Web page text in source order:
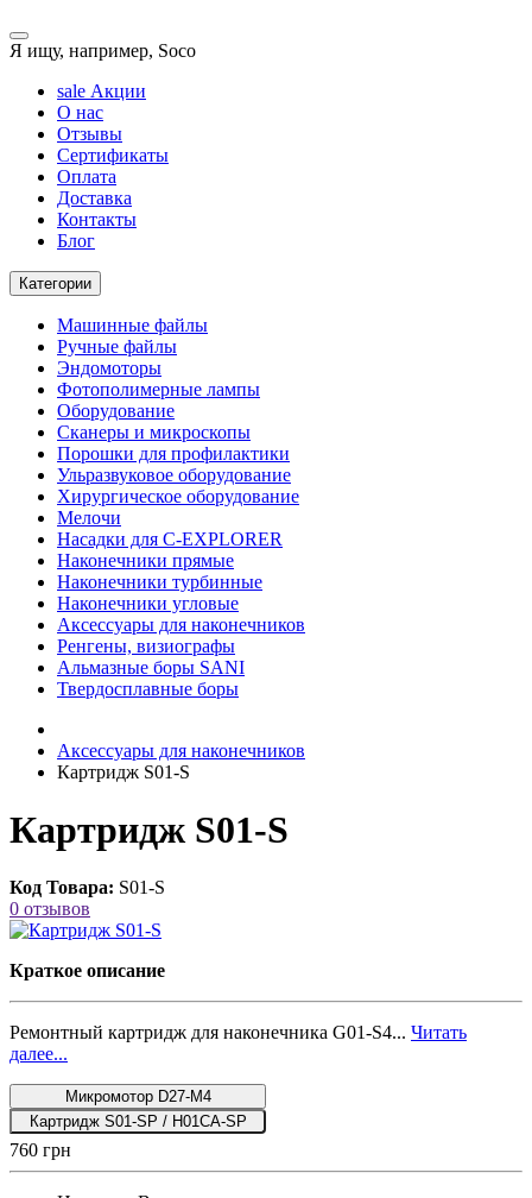
Я ищу, например, Soco
sale Акции
О нас
Отзывы
Сертификаты
Оплата
Доставка
Контакты
Блог
Категории
Машинные файлы
Ручные файлы
Эндомоторы
Фотополимерные лампы
Оборудование
Сканеры и микроскопы
Порошки для профилактики
Ульразвуковое оборудование
Хирургическое оборудование
Мелочи
Насадки для C-EXPLORER
Наконечники прямые
Наконечники турбинные
Наконечники угловые
Аксессуары для наконечников
Ренгены, визиографы
Альмазные боры SANI
Твердосплавные боры
Аксессуары для наконечников
Картридж S01-S
Картридж S01-S
Код Товара: S01-S
0 отзывов
Краткое описание
Ремонтный картридж для наконечника G01-S4... Читать
далее...
Микромотор D27-M4
Картридж S01-SP / H01CA-SP
760 грн